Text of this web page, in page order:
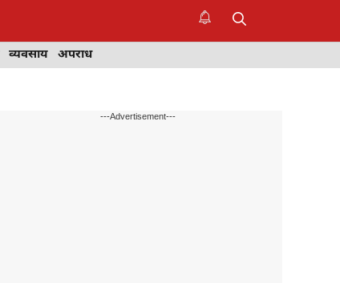
व्यवसाय अपराध
---Advertisement---